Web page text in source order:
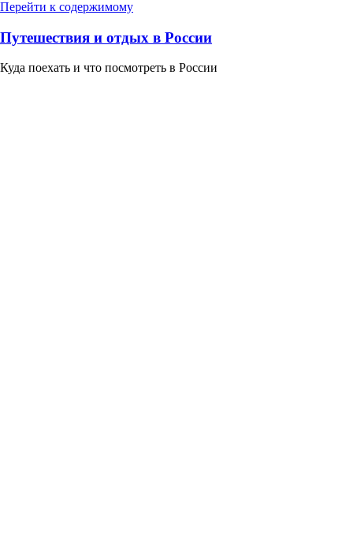
Перейти к содержимому
Путешествия и отдых в России
Куда поехать и что посмотреть в России